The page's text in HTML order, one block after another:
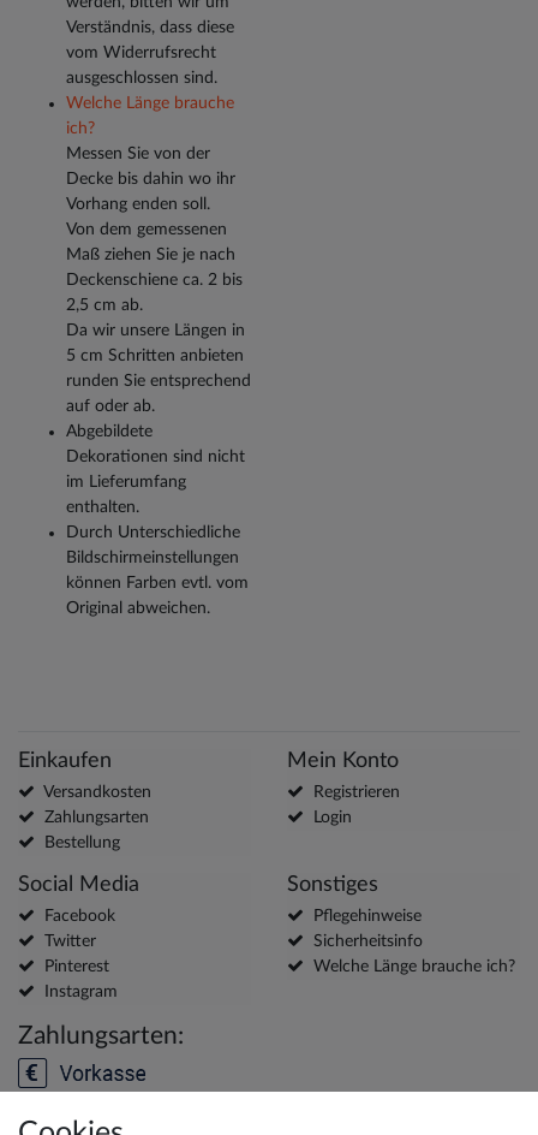
Verständnis, dass diese
vom Widerrufsrecht
ausgeschlossen sind.
Welche Länge brauche
ich?
Messen Sie von der
Decke bis dahin wo ihr
Vorhang enden soll.
Von dem gemessenen
Maß ziehen Sie je nach
Deckenschiene ca. 2 bis
2,5 cm ab.
Da wir unsere Längen in
5 cm Schritten anbieten
runden Sie entsprechend
auf oder ab.
Abgebildete
Dekorationen sind nicht
im Lieferumfang
enthalten.
Durch Unterschiedliche
Bildschirmeinstellungen
können Farben evtl. vom
Original abweichen.
Einkaufen
Versandkosten
Zahlungsarten
Bestellung
Mein Konto
Registrieren
Login
Social Media
Facebook
Twitter
Pinterest
Instagram
Sonstiges
Pflegehinweise
Sicherheitsinfo
Welche Länge brauche ich?
Zahlungsarten: